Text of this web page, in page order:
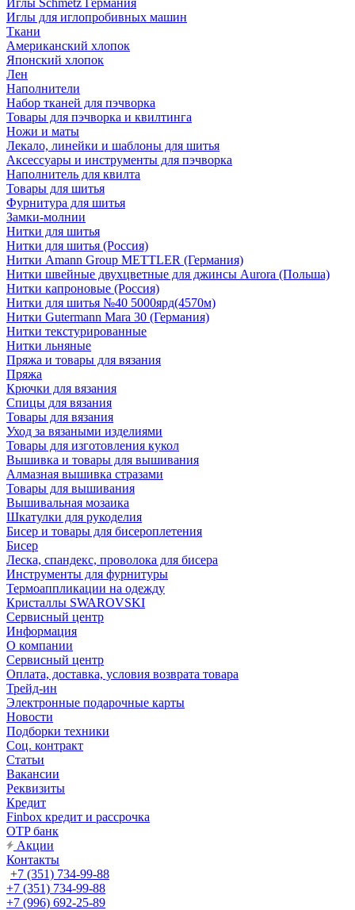
Иглы Schmetz Германия
Иглы для иглопробивных машин
Ткани
Американский хлопок
Японский хлопок
Лен
Наполнители
Набор тканей для пэчворка
Товары для пэчворка и квилтинга
Ножи и маты
Лекало, линейки и шаблоны для шитья
Аксессуары и инструменты для пэчворка
Наполнитель для квилта
Товары для шитья
Фурнитура для шитья
Замки-молнии
Нитки для шитья
Нитки для шитья (Россия)
Нитки Amann Group METTLER (Германия)
Нитки швейные двухцветные для джинсы Aurora (Польша)
Нитки капроновые (Россия)
Нитки для шитья №40 5000ярд(4570м)
Нитки Gutermann Mara 30 (Германия)
Нитки текстурированные
Нитки льняные
Пряжа и товары для вязания
Пряжа
Крючки для вязания
Спицы для вязания
Товары для вязания
Уход за вязаными изделиями
Товары для изготовления кукол
Вышивка и товары для вышивания
Алмазная вышивка стразами
Товары для вышивания
Вышивальная мозаика
Шкатулки для рукоделия
Бисер и товары для бисероплетения
Бисер
Леска, спандекс, проволока для бисера
Инструменты для фурнитуры
Термоаппликации на одежду
Кристаллы SWAROVSKI
Сервисный центр
Информация
О компании
Сервисный центр
Оплата, доставка, условия возврата товара
Трейд-ин
Электронные подарочные карты
Новости
Подборки техники
Соц. контракт
Статьи
Вакансии
Реквизиты
Кредит
Finbox кредит и рассрочка
OTP банк
Акции
Контакты
+7 (351) 734-99-88
+7 (351) 734-99-88
+7 (996) 692-25-89